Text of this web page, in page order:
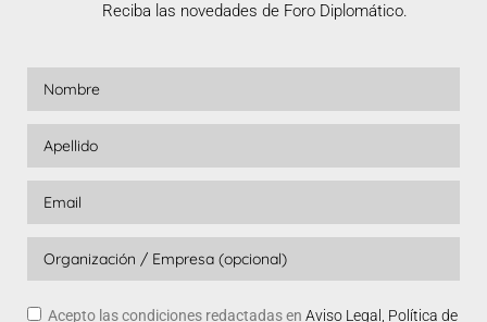
Reciba las novedades de Foro Diplomático.
Acepto las condiciones redactadas en Aviso Legal, Política de